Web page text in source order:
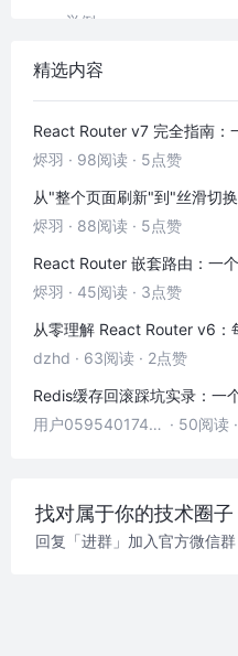
举例
反射+私有 API 调用之伤
关于 GC 算法的选择
ZGC 三倍 RES 内存
G1 参数调整
不要配置新生代的大小
精选内容
烬羽 · 98阅读 · 5点赞
烬羽 · 88阅读 · 5点赞
烬羽 · 45阅读 · 3点赞
dzhd · 63阅读 · 2点赞
用户05954017446 · 50阅读 ·
找对属于你的技术圈子
回复「进群」加入官方微信群